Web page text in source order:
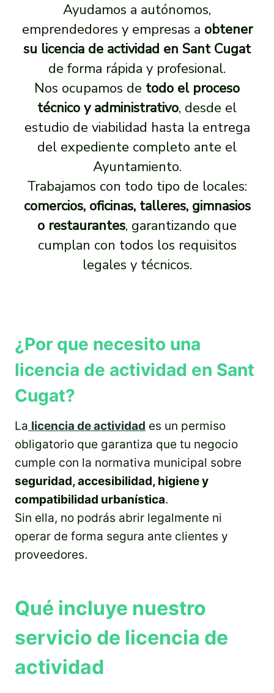
Ayudamos a autónomos,
emprendedores y empresas a obtener
su licencia de actividad en Sant Cugat
de forma rápida y profesional.
Nos ocupamos de todo el proceso
técnico y administrativo, desde el
estudio de viabilidad hasta la entrega
del expediente completo ante el
Ayuntamiento.
Trabajamos con todo tipo de locales:
comercios, oficinas, talleres, gimnasios
o restaurantes, garantizando que
cumplan con todos los requisitos
legales y técnicos.
¿Por que necesito una
licencia de actividad en Sant
Cugat?
La licencia de actividad es un permiso
obligatorio que garantiza que tu negocio
cumple con la normativa municipal sobre
seguridad, accesibilidad, higiene y
compatibilidad urbanística.
Sin ella, no podrás abrir legalmente ni
operar de forma segura ante clientes y
proveedores.
Qué incluye nuestro
servicio de licencia de
actividad